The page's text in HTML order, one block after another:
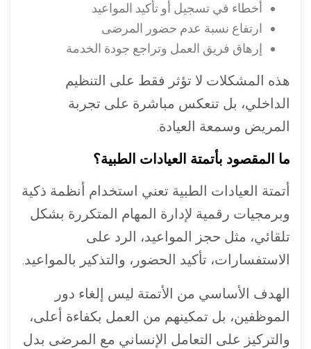
أخطاء في تسجيل أو تأكيد المواعيد
ارتفاع نسبة عدم حضور المرضى
إرهاق فريق العمل وتراجع جودة الخدمة
هذه المشكلات لا تؤثر فقط على التنظيم
الداخلي، بل تنعكس مباشرة على تجربة
المريض وسمعة العيادة.
ما المقصود بأتمتة العيادات الطبية؟
أتمتة العيادات الطبية تعني استخدام أنظمة ذكية
وبرمجيات رقمية لإدارة المهام المتكررة بشكل
تلقائي، مثل حجز المواعيد، الرد على
الاستفسارات، تأكيد الحضور، والتذكير بالمواعيد.
الهدف الأساسي من الأتمتة ليس إلغاء دور
الموظفين، بل تمكينهم من العمل بكفاءة أعلى،
والتركيز على التعامل الإنساني مع المرضى بدل